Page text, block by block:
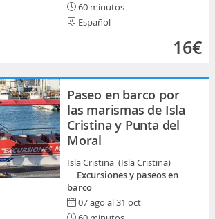
60 minutos
Español
16€
Paseo en barco por
las marismas de Isla
Cristina y Punta del
Moral
Isla Cristina (Isla Cristina)
Excursiones y paseos en
barco
07 ago al 31 oct